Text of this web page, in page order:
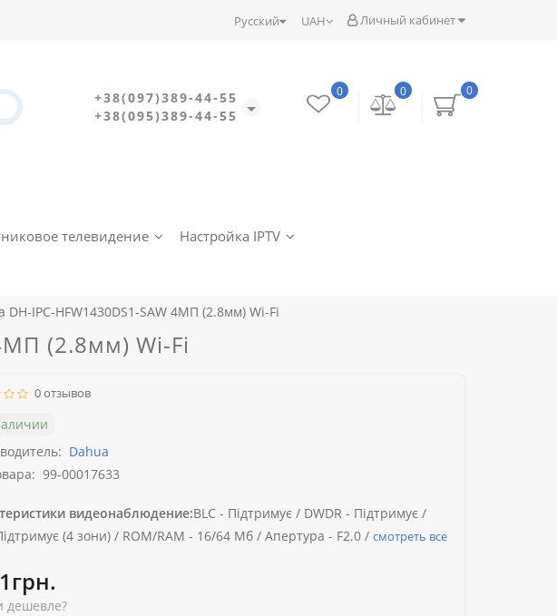
Личный кабинет
UAH
Русский
+38(097)389-44-55
+38(095)389-44-55
0
0
0
телевидение
Настройка IPTV
DH-IPC-HFW1430DS1-SAW 4МП (2.8мм) Wi-Fi
(2.8мм) Wi-Fi
0 отзывов
Dahua
99-00017633
видеонаблюдение:BLC - Підтримує / DWDR - Підтримує /
(4 зони) / ROM/RAM - 16/64 Мб / Апертура - F2.0 / смотреть все
дешевле?